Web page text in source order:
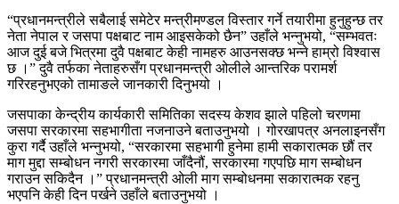
“प्रधानमन्त्रीले सबैलाई समेटेर मन्त्रीमण्डल विस्तार गर्ने तयारीमा हुनुहुन्छ तर
नेता नेपाल र जसपा पक्षबाट नाम आइसकेको छैन” उहाँले भन्नुभयो, “सम्भवतः
आज दुई बजे भित्रमा दुवै पक्षबाट केही नामहरु आउनसक्छ भन्ने हाम्रो विश्वास
छ ।” दुवै तर्फका नेताहरुसँग प्रधानमन्त्री ओलीले आन्तरिक परामर्श
गरिरहनुभएको तामाङले जानकारी दिनुभयो ।
जसपाका केन्द्रीय कार्यकारी समितिका सदस्य केशव झाले पहिलो चरणमा
जसपा सरकारमा सहभागीता नजनाउने बताउनुभयो । गोरखापत्र अनलाइनसँग
कुरा गर्दै उहाँले भन्नुभयो, “सरकारमा सहभागी हुनेमा हामी सकारात्मक छौं तर
माग मुद्दा सम्बोधन नगरी सरकारमा जाँदैनौं, सरकारमा गएपछि माग सम्बोधन
गराउन सकिदैन ।” प्रधानमन्त्री ओली माग सम्बोधनमा सकारात्मक रहनु
भएपनि केही दिन पर्खने उहाँले बताउनुभयो ।